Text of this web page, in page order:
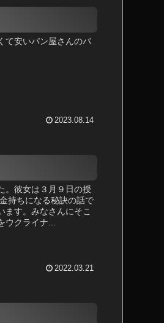
安いパン屋さんのパ
2023.08.14
。彼女は３月９日の授
持ちになる秘訣の話で
ます。みなさんにそこ
クライナ...
2022.03.21